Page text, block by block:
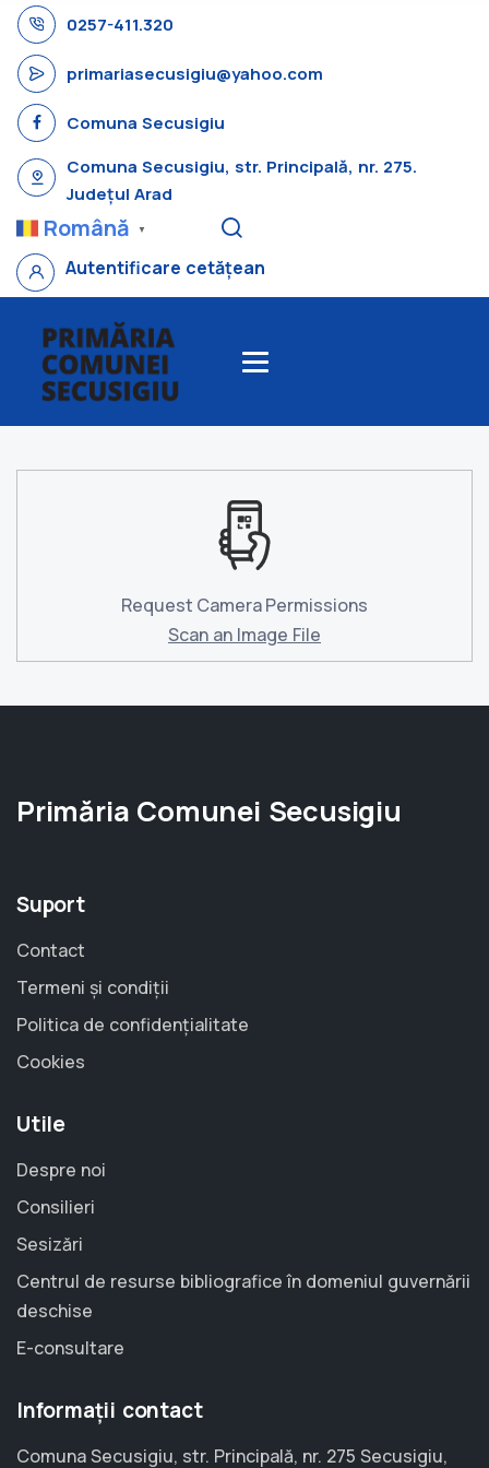
0257-411.320
primariasecusigiu@yahoo.com
Comuna Secusigiu
Comuna Secusigiu, str. Principală, nr. 275.
Județul Arad
Română ▼
Autentificare cetățean
Request Camera Permissions
Scan an Image File
Primăria Comunei Secusigiu
Suport
Contact
Termeni și condiții
Politica de confidențialitate
Cookies
Utile
Despre noi
Consilieri
Sesizări
Centrul de resurse bibliografice în domeniul guvernării
deschise
E-consultare
Informații contact
Comuna Secusigiu, str. Principală, nr. 275 Secusigiu,